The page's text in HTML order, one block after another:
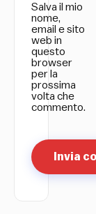
Salva il mio
nome,
email e sito
web in
questo
browser
per la
prossima
volta che
commento.